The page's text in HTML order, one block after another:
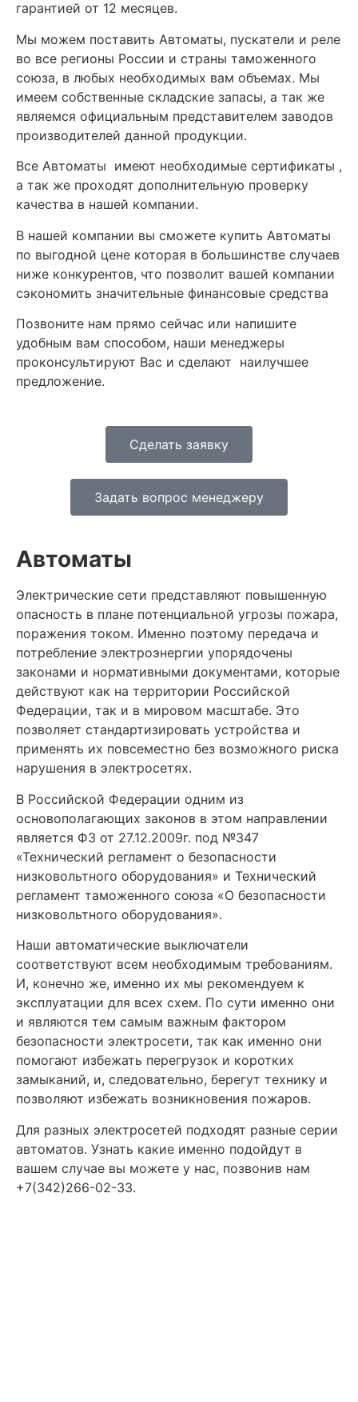
гарантией от 12 месяцев.
Мы можем поставить Автоматы, пускатели и реле
во все регионы России и страны таможенного
союза, в любых необходимых вам объемах. Мы
имеем собственные складские запасы, а так же
являемся официальным представителем заводов
производителей данной продукции.
Все Автоматы имеют необходимые сертификаты ,
а так же проходят дополнительную проверку
качества в нашей компании.
В нашей компании вы сможете купить Автоматы
по выгодной цене которая в большинстве случаев
ниже конкурентов, что позволит вашей компании
сэкономить значительные финансовые средства
Позвоните нам прямо сейчас или напишите
удобным вам способом, наши менеджеры
проконсультируют Вас и сделают наилучшее
предложение.
Сделать заявку
Задать вопрос менеджеру
Автоматы
Электрические сети представляют повышенную
опасность в плане потенциальной угрозы пожара,
поражения током. Именно поэтому передача и
потребление электроэнергии упорядочены
законами и нормативными документами, которые
действуют как на территории Российской
Федерации, так и в мировом масштабе. Это
позволяет стандартизировать устройства и
применять их повсеместно без возможного риска
нарушения в электросетях.
В Российской Федерации одним из
основополагающих законов в этом направлении
является ФЗ от 27.12.2009г. под №347
«Технический регламент о безопасности
низковольтного оборудования» и Технический
регламент таможенного союза «О безопасности
низковольтного оборудования».
Наши автоматические выключатели
соответствуют всем необходимым требованиям.
И, конечно же, именно их мы рекомендуем к
эксплуатации для всех схем. По сути именно они
и являются тем самым важным фактором
безопасности электросети, так как именно они
помогают избежать перегрузок и коротких
замыканий, и, следовательно, берегут технику и
позволяют избежать возникновения пожаров.
Для разных электросетей подходят разные серии
автоматов. Узнать какие именно подойдут в
вашем случае вы можете у нас, позвонив нам
+7(342)266-02-33.